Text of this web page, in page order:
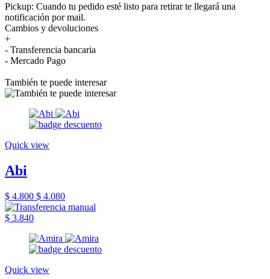
Pickup: Cuando tu pedido esté listo para retirar te llegará una
notificación por mail.
Cambios y devoluciones
+
- Transferencia bancaria
- Mercado Pago
También te puede interesar
Quick view
Abi
$ 4.800 $ 4.080
$ 3.840
Quick view